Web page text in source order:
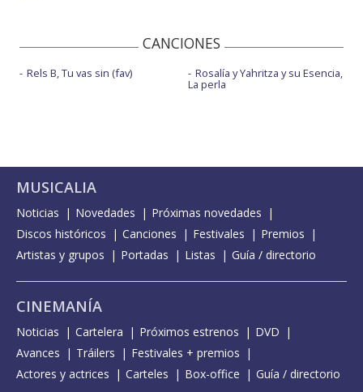
CANCIONES
Rels B, Tu vas sin (fav) Rosalía y Yahritza y su Esencia,
La perla
MUSICALIA
Noticias Novedades
Próximas novedades
Discos históricos
Canciones Festivales
Premios
Artistas y grupos
Portadas Listas Guía / directorio
CINEMANÍA
Noticias Cartelera Próximos estrenos
DVD
Avances
Tráilers
Festivales + premios
Actores y actrices
Carteles Box-office Guía / directorio